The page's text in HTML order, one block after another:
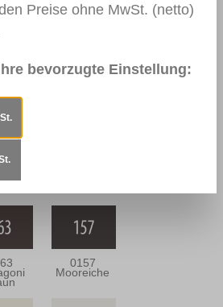
0111
0157
Mooreiche
Preise ohne MwSt. (netto)
bevorzugte Einstellung: